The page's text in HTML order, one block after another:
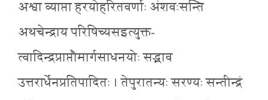
अश्वा व्याप्ता हरयोहरितवर्णाः अंशवःसन्ति
अथचेन्द्राय परिषिच्यसइत्युक्त-
त्वादिन्द्रप्राप्तौमार्गसाधनयोः सद्भाव
उत्तरार्धेनप्रतिपादितः । तेपुरातन्यः सरण्यः सन्तीन्द्रं